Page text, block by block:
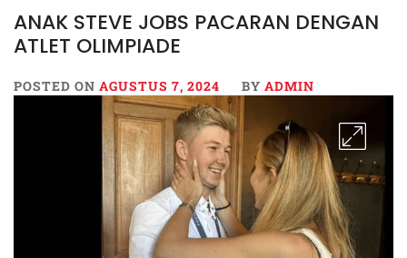
ANAK STEVE JOBS PACARAN DENGAN
ATLET OLIMPIADE
POSTED ON AGUSTUS 7, 2024 BY ADMIN